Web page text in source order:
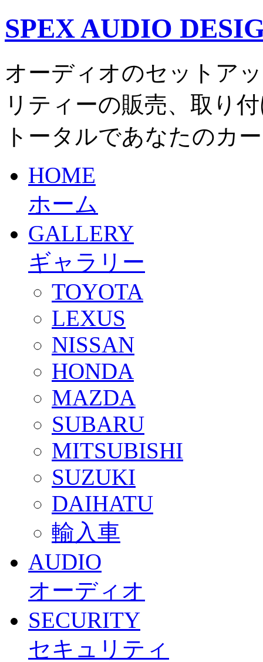
SPEX AUDIO
オーディオのセットア
リティーの販売、取り
トータルであなたのカ
HOME
ホーム
GALLERY
ギャラリー
TOYOTA
LEXUS
NISSAN
HONDA
MAZDA
SUBARU
MITSUBISHI
SUZUKI
DAIHATU
輸入車
AUDIO
オーディオ
SECURITY
セキュリティ